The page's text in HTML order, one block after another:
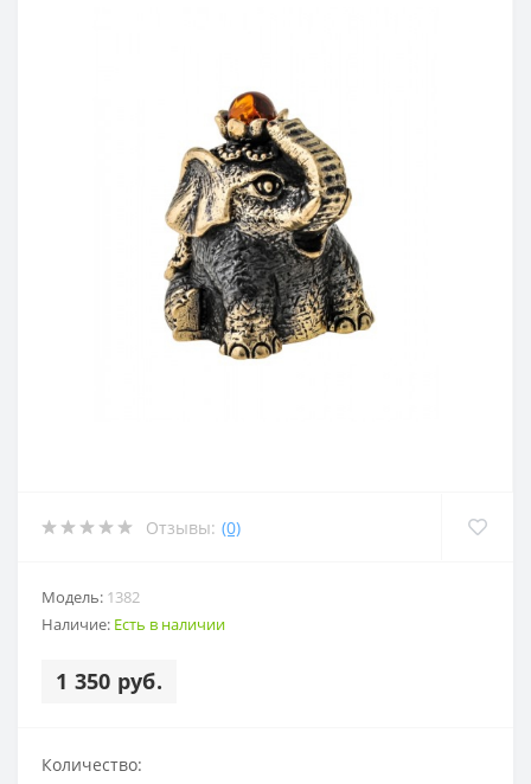
Отзывы: (0)
Модель: 1382
Наличие: Есть в наличии
1 350 руб.
Количество: